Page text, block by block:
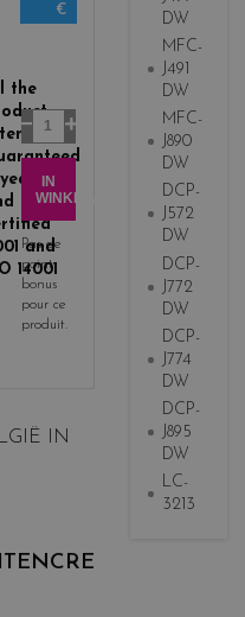
the
is
ISO-
and
14001
€
Aantal
IN
WINKELWAGEN
Pas de
point
bonus
pour ce
produit.
IN
DW
MFC-
J491
DW
MFC-
J890
DW
DCP-
J572
DW
DCP-
J772
DW
DCP-
J774
DW
DCP-
J895
DW
LC-
3213